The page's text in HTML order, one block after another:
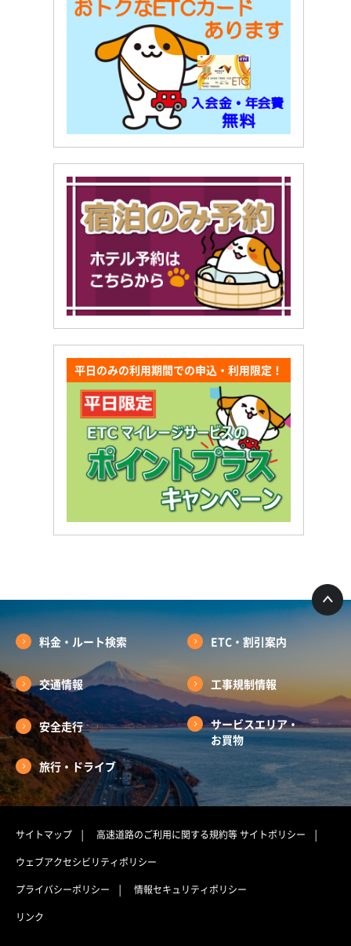
平日のみの利用期間での申込・利用限定！
料金・ルート検索 ETC・割引案内
交通情報 工事規制情報
安全走行
サービスエリア・
お買物
旅行・ドライブ
サイトマップ 高速道路のご利用に関する規約等サイトポリシー
ウェブアクセシビリティポリシー
プライバシーポリシー
情報セキュリティポリシー
リンク